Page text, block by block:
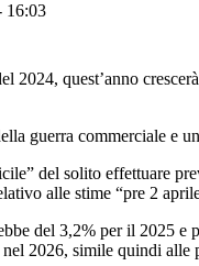
16:03
2024, quest’anno
guerra commerciale e
del solito effettuare
alle stime “pre 2
del 3,2% per il 2025
2026, simile quindi